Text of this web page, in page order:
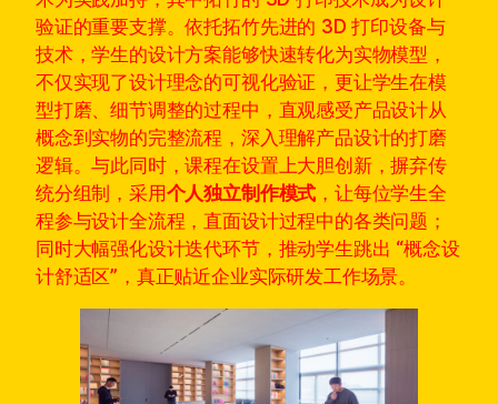
验证的重要支撑。依托拓竹先进的 3D 打印设备与
技术，学生的设计方案能够快速转化为实物模型，
不仅实现了设计理念的可视化验证，更让学生在模
型打磨、细节调整的过程中，直观感受产品设计从
概念到实物的完整流程，深入理解产品设计的打磨
逻辑。与此同时，课程在设置上大胆创新，摒弃传
统分组制，采用个人独立制作模式 ，让每位学生全
程参与设计全流程，直面设计过程中的各类问题；
同时大幅强化设计迭代环节，推动学生跳出 “概念设
计舒适区”，真正贴近企业实际研发工作场景。